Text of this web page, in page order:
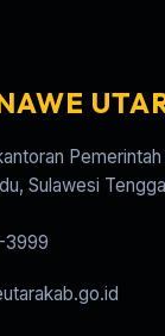
Sulawesi
3999